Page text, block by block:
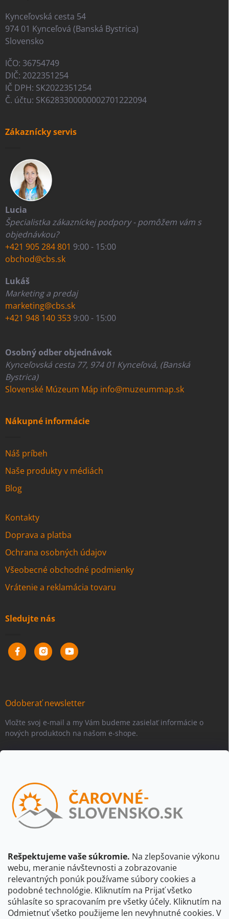
Rešpektujeme vaše súkromie. Na zlepšovanie výkonu
webu, meranie návštevnosti a zobrazovanie
relevantných ponúk používame súbory cookies a
podobné technológie. Kliknutím na Prijať všetko
súhlasíte so spracovaním pre všetky účely. Kliknutím na
Odmietnuť všetko použijeme len nevyhnutné cookies. V
Kynceľovská cesta 54
974 01 Kynceľová (Banská Bystrica)
Slovensko
IČO: 36754749
DIČ: 2022351254
IČ DPH: SK2022351254
Č. účtu: SK6283300000002701222094
Zákaznícky servis
Lucia
Špecialistka zákazníckej podpory - pomôžem vám s
objednávkou?
+421 905 284 801 9:00 - 15:00
obchod@cbs.sk
Lukáš
Marketing a predaj
marketing@cbs.sk
+421 948 140 353 9:00 - 15:00
Osobný odber objednávok
Kynceľovská cesta 77, 974 01 Kynceľová, (Banská
Bystrica)
Slovenské Múzeum Máp info@muzeummap.sk
Nákupné informácie
Náš príbeh
Naše produkty v médiách
Blog
Kontakty
Doprava a platba
Ochrana osobných údajov
Všeobecné obchodné podmienky
Vrátenie a reklamácia tovaru
Sledujte nás
Odoberať newsletter
Vložte svoj e-mail a my Vám budeme zasielať informácie o
nových produktoch na našom e-shope.
Vložením e-mailu súhlasíte spodmienkami ochrany osobných
údajov
Beriem na vedomie, že adresa bude spracovaná za účelom
údajov dostupnými na tejto stránke.
Prihlásiť sa
CBS Slovensko CBS Česko Shocart VKÚ Mapy Harmanec